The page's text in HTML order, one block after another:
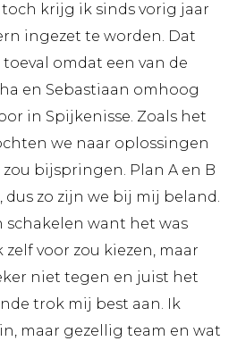
krijg ik sinds vorig jaar
ingezet te worden. Dat
omdat een van de
en Sebastiaan omhoog
in Spijkenisse. Zoals het
we naar oplossingen
bijspringen. Plan A en B
zo zijn we bij mij beland.
schakelen want het was
voor zou kiezen, maar
niet tegen en juist het
trok mij best aan. Ik
maar gezellig team en wat